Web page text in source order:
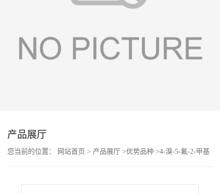
动
产品展厅
您当前的位置： 网站首页 > 产品展厅 >优势品种 >4-溴-5-氟-2-甲基